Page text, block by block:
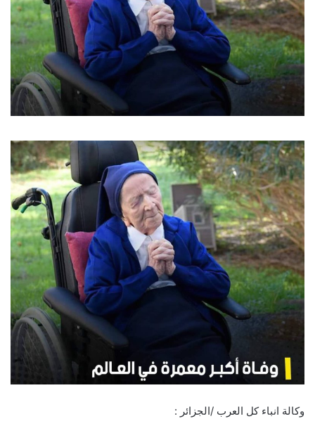
وكالة انباء كل العرب /الجزائر :